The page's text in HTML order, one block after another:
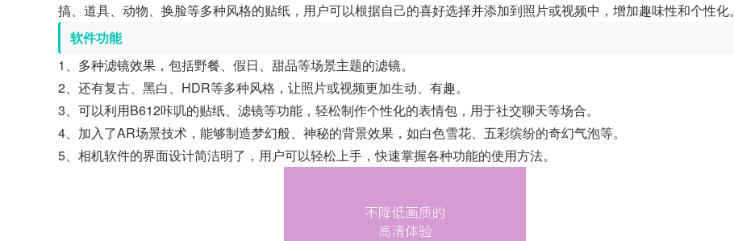
搞、道具、动物、换脸等多种风格的贴纸，用户可以根据自己的喜好选择并添加到照片或视频中，增加趣味性和个性化。
软件功能
1、多种滤镜效果，包括野餐、假日、甜品等场景主题的滤镜。
2、还有复古、黑白、HDR等多种风格，让照片或视频更加生动、有趣。
3、可以利用B612咔叽的贴纸、滤镜等功能，轻松制作个性化的表情包，用于社交聊天等场合。
4、加入了AR场景技术，能够制造梦幻般、神秘的背景效果，如白色雪花、五彩缤纷的奇幻气泡等。
5、相机软件的界面设计简洁明了，用户可以轻松上手，快速掌握各种功能的使用方法。